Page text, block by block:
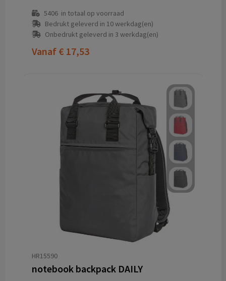
5406in totaal op voorraad
Bedrukt geleverd in 10 werkdag(en)
Onbedrukt geleverd in 3 werkdag(en)
Vanaf € 17,53
HR15590
notebook backpack DAILY